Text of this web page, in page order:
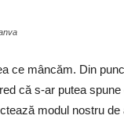
ce mâncăm. Din
că s-ar putea
modul nostru